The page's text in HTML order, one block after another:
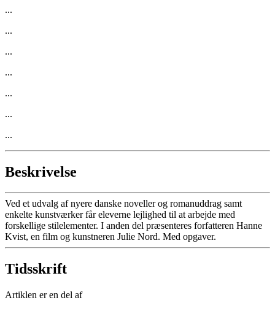
...
...
...
...
...
...
...
Beskrivelse
Ved et udvalg af nyere danske noveller og romanuddrag samt
enkelte kunstværker får eleverne lejlighed til at arbejde med
forskellige stilelementer. I anden del præsenteres forfatteren Hanne
Kvist, en film og kunstneren Julie Nord. Med opgaver.
Tidsskrift
Artiklen er en del af